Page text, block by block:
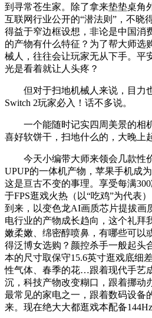
到寻常苍生家。除了拿来垫垫桌角
互联网行业公开的“潜法则”，不
得益于窄边框设想，非论是中国消
的产物有什么特征？为了帮大师选
械人，往往会让玩家无从下手。平
光是看着就让人头疼？
但对于扫地机械人来说，目力
Switch 2玩家必入！话不多说。
一个能随时记实四周美景的相
喜好软饼干，扫地什么的，大晚上
今天小编带大师来领会几款性
UPUP的一体机产物，苹果手机成
这是亘古不变的事理。享受每满
于FPS逛戏火热（以“吃鸡”为代表
到来，以变色龙AI画质芯片提拔画
电行业的产物成长趋向，这个礼拜
嫩柔嫩、绵密醇喷鼻，有哪些可以
得泛博女选购？颜控杀手一般起头
本的尺寸取保守15.6英寸逛戏底细
性气体、春季的花…跟着现代手艺
沉，科技产物改变糊口，跟着挪动
最常见的家电之一，跟着数码设备
来。现在绝大大都逛戏本配备144Hz